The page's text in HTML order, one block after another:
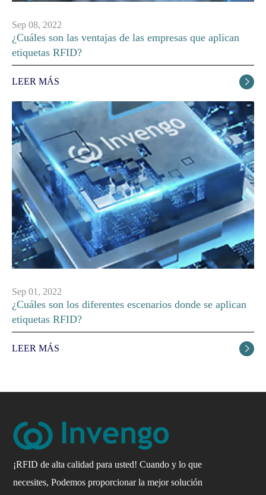
Sep 08, 2022
¿Cuáles son las ventajas de las empresas que aplican
etiquetas RFID?
LEER MÁS 
Sep 01, 2022
¿Cuáles son los diferentes escenarios donde se aplican
etiquetas RFID?
LEER MÁS 
¡RFID de alta calidad para usted! Cuando y lo que
necesites, Podemos proporcionar la mejor solución